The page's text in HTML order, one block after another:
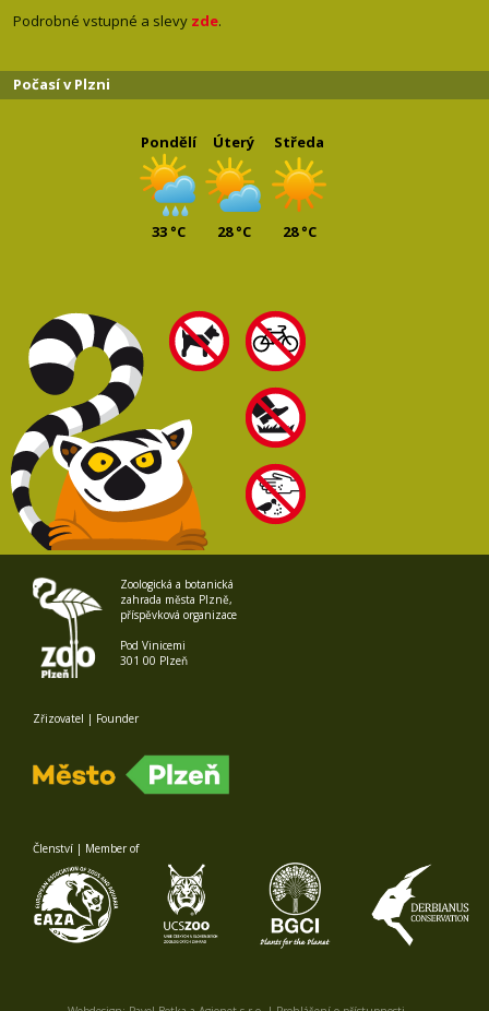
Podrobné vstupné a slevy zde.
Počasí v Plzni
Pondělí
33 °C
Úterý
28 °C
Středa
28 °C
Zoologická a botanická
zahrada města Plzně,
příspěvková organizace
Pod Vinicemi
301 00 Plzeň
Zřizovatel | Founder
Členství | Member of